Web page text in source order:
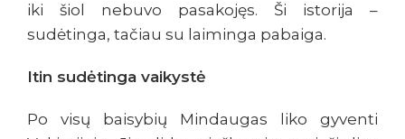
iki šiol nebuvo pasakojęs. Ši istorija –
sudėtinga, tačiau su laiminga pabaiga.
Itin sudėtinga vaikystė
Po visų baisybių Mindaugas liko gyventi